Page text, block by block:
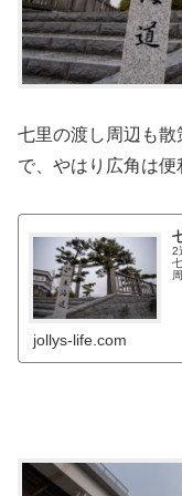
七里の渡し周辺も
で、やはり広角は便
2
jollys-life.com